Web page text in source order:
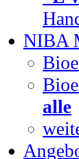
NIBA
alle